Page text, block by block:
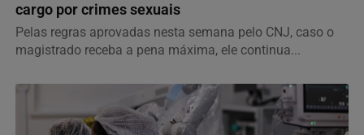
cargo por crimes sexuais
Pelas regras aprovadas nesta semana pelo CNJ, caso o
magistrado receba a pena máxima, ele continua...